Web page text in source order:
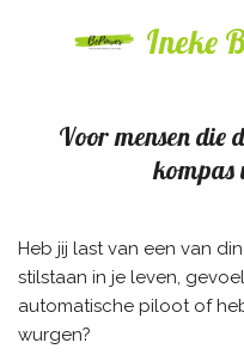
hoofdinhoud
Ineke
Voor mensen die
kompas
Heb jij last van een van
stilstaan in je leven,
automatische piloot of
wurgen?